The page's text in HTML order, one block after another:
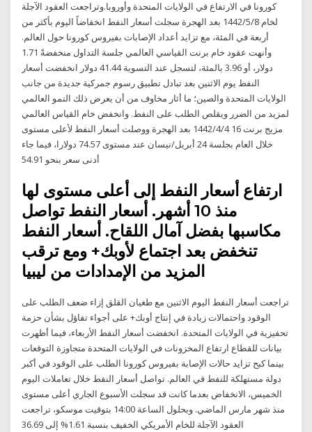
كورونا في الارتفاع في الولايات المتحدة وأوروبا.وتراجعت العقود الآجلة
لخام 8‏‏/5‏‏/1442 بعد الهجرة سجلت أسعار النفط انخفاضاً اليوم بأكثر من
أربعة في المئة، مع تزايد أعداد الإصابات بفيروس كورونا حول العالم.
وأنهت عقود خام برنت القياسي العالمي جلسة التداول منخفضةً 1.71
دولار، أو 3.96 بالمئة، لتسجل عند التسوية 41.44 دولار انخفضت أسعار
النفط يوم الاثنين بعد تبادل تطبيق رسوم جمركية جديدة من جانب
الولايات المتحدة والصين؛ ما أثار مخاوف من أن يعرض ذلك النمو العالمي
لمزيد من الضرر ويقلص الطلب على النفط. وانخفض خام القياس العالمي
مزيج برنت 16 4‏‏/4‏‏/1442 بعد الهجرة ووصلت أسعار النفط لأعلى مستوى
خلال العام بجلسة 24 أبريل/نيسان عند مستوى 74.57 دولارا، فيما جاء
أدنى سعر بنحو 54.91
ارتفاع أسعار النفط إلى أعلى مستوى لها
منذ 10 أشهر. أسعار النفط تواصل
مكاسبها بفضل آمال اللقاح. أسعار النفط
تنخفض بعد اجتماع لأوبك+ ومع ترقب
المزيد من الإمدادات من ليبيا
تراجعت أسعار النفط اليوم الاثنين مع طغيان القلق إزاء ضعف الطلب على
الوقود واحتمالات زيادة في إنتاج أوبك+ على أجواء تفاؤل بشأن حزمة
تحفيزية في الولايات المتحدة. انخفضت أسعار النفط الأربعاء، فيما أظهرت
بيانات للقطاع ارتفاع المخزونات في الولايات المتحدة متجاوزة التوقعات
بينما كبح تزايد حالات الإصابة بفيروس كورونا الطلب على الوقود في أكبر
دولة مستهلكة للنفط في العالم. تواصل أسعار النفط خلال تعاملات اليوم
الخميس، الانخفاض بعدما كانت قد سجلت الأسبوع الجاري أعلى مستوى
منذ شهر مارس الماضي. وبحلول الساعة 14:00 بتوقيت موسكو، تراجعت
العقود الآجلة للخام الأمريكي الخفيف بنسبة 1.61% إلى 36.69